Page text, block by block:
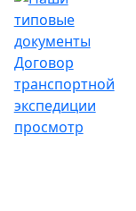
Договор
транспортной
экспедиции
просмотр